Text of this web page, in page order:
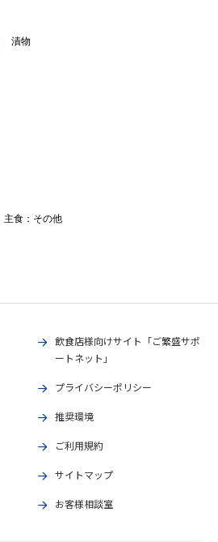
漬物
主食：その他
飲食店様向けサイト「ご繁盛サポ
ートネット」
プライバシーポリシー
推奨環境
ご利用規約
サイトマップ
お客様相談室